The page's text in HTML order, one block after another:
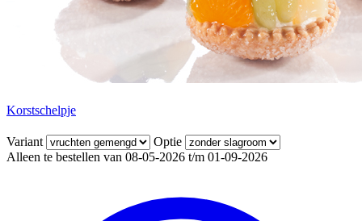
Korstschelpje
Variant
Optie
Alleen te bestellen van 08-05-2026 t/m 01-09-2026